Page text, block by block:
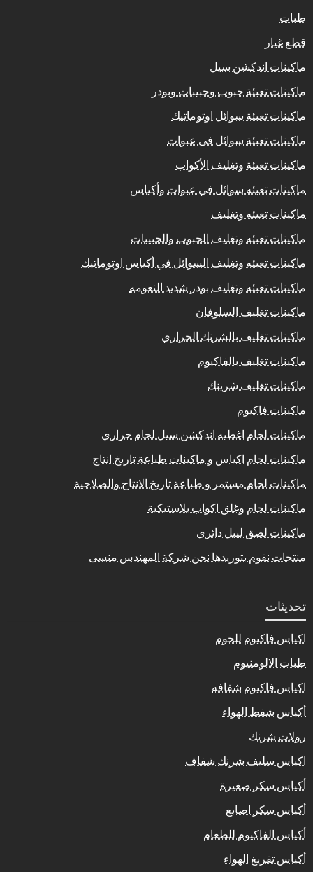
طبات
قطع غيار
ماكينات اندكشن سيل
ماكينات تعبئة حبوب وحبيبات وبودر
ماكينات تعبئة سوائل اوتوماتيك
ماكينات تعبئة سوائل فى عبوات
ماكينات تعبئة وتغليف الأكواب
ماكينات تعبئه سوائل في عبوات وأكياس
ماكينات تعبئه وتغليف
ماكينات تعبئه وتغليف الحبوب والحبيبات
ماكينات تعبئه وتغليف السوائل في أكياس اوتوماتيك
ماكينات تعبئه وتغليف بودر شديد النعومه
ماكينات تغليف السلوفان
ماكينات تغليف بالشرنك الحراري
ماكينات تغليف بالفاكيوم
ماكينات تغليف شرينك
ماكينات فاكيوم
ماكينات لحام اغطيه اندكشن سيل لحام حراري
ماكينات لحام اكياس و ماكينات طباعة تاريخ انتاج
ماكينات لحام مستمر و طباعة تاريخ الانتاج والصلاحية
ماكينات لحام وغلق اكواب بلاستيكية
ماكينات لصق ليبل دائري
منتجات نقوم بتوريدها نحن شركة المهندس منسى
تحديثات
اكياس فاكيوم للحوم
طبات الالومنيوم
اكياس فاكيوم شفافه
أكياس شفط الهواء
رولات شرنك
اكياس سليف شرنك شفاف
أكياس سكر صغيرة
أكياس سكر اصابع
أكياس الفاكيوم للطعام
أكياس تفريغ الهواء